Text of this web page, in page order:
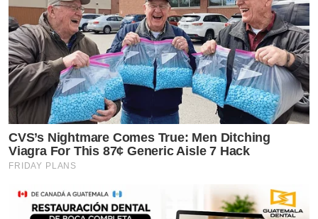
CVS’s Nightmare Comes True: Men Ditching
Viagra For This 87¢ Generic Aisle 7 Hack
FRIDAY PLANS